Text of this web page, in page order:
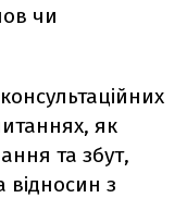
чи
як
та збут,
відносин з